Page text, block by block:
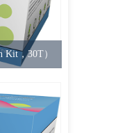
Kit，30T）